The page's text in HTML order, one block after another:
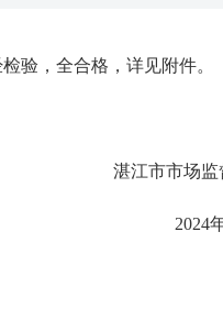
验，全合格，详见附件。
湛江市市场监
2024